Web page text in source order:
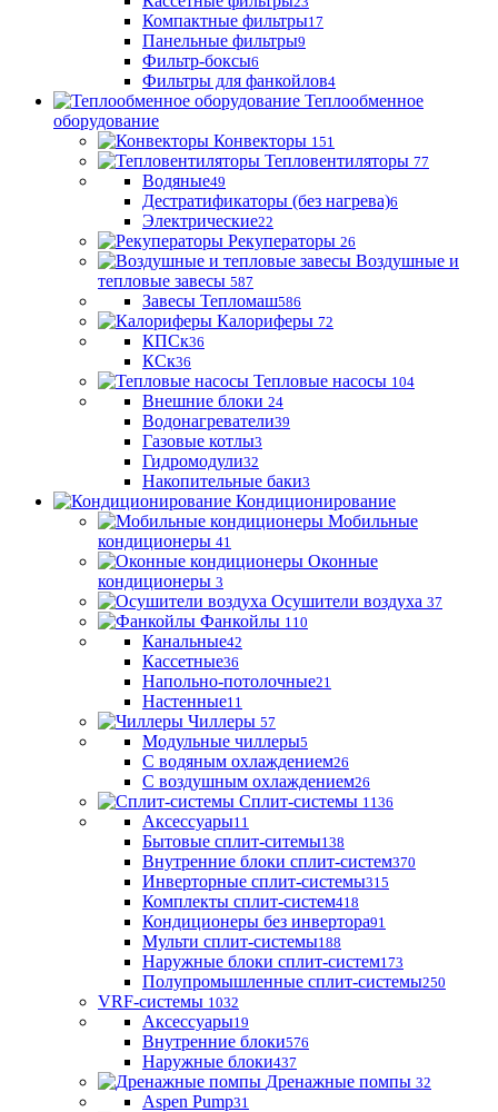
Компактные фильтры17
Панельные фильтры9
Фильтр-боксы6
Фильтры для фанкойлов4
Теплообменное
оборудование
Конвекторы 151
Тепловентиляторы 77
Водяные49
Дестратификаторы (без нагрева)6
Электрические22
Рекуператоры 26
Воздушные и
тепловые завесы 587
Завесы Тепломаш586
Калориферы 72
КПСк36
КСк36
Тепловые насосы 104
Внешние блоки 24
Водонагреватели39
Газовые котлы3
Гидромодули32
Накопительные баки3
Кондиционирование
Мобильные
кондиционеры 41
Оконные
кондиционеры 3
Осушители воздуха 37
Фанкойлы 110
Канальные42
Кассетные36
Напольно-потолочные21
Настенные11
Чиллеры 57
Модульные чиллеры5
С водяным охлаждением26
С воздушным охлаждением26
Сплит-системы 1136
Аксессуары11
Бытовые сплит-ситемы138
Внутренние блоки сплит-систем370
Инверторные сплит-системы315
Комплекты сплит-систем418
Кондиционеры без инвертора91
Мульти сплит-системы188
Наружные блоки сплит-систем173
Полупромышленные сплит-системы250
VRF-системы 1032
Аксессуары19
Внутренние блоки576
Наружные блоки437
Дренажные помпы 32
Aspen Pump31